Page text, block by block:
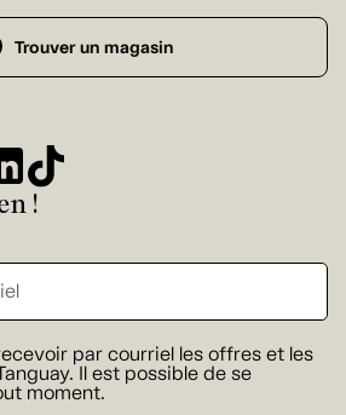
Trouver un magasin
!
par courriel les offres et les
Il est possible de se
moment.